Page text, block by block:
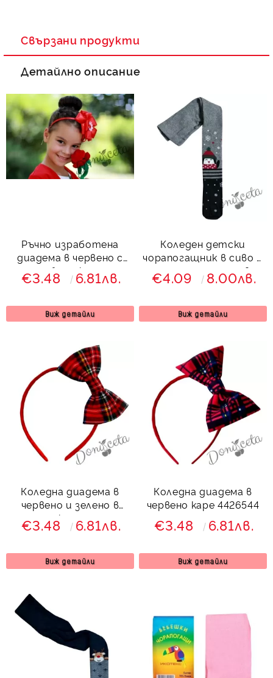
Свързани продукти
Детайлно описание
Ръчно изработена
диадема в червено с
беличко
€3.48 6.81лв.
Виж детайли
Коледен детски
чорапогащник в сиво и
тъмносиньо с пингвин
€4.09 8.00лв.
Виж детайли
Коледна диадема в
червено и зелено в
каре
€3.48 6.81лв.
Виж детайли
Коледна диадема в
червено каре 4426544
€3.48 6.81лв.
Виж детайли